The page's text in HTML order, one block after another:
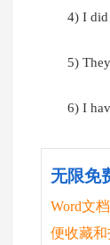
4) I did
5)
6) I
无限免
Word文
便收藏和